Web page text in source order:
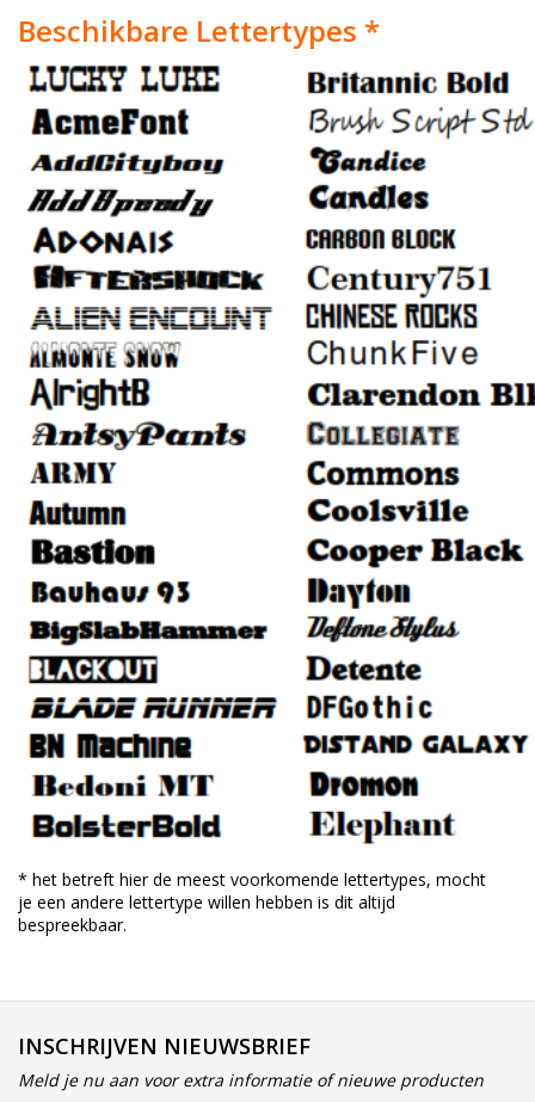
Beschikbare Lettertypes *
* het betreft hier de meest voorkomende lettertypes, mocht
je een andere lettertype willen hebben is dit altijd
bespreekbaar.
INSCHRIJVEN NIEUWSBRIEF
Meld je nu aan voor extra informatie of nieuwe producten